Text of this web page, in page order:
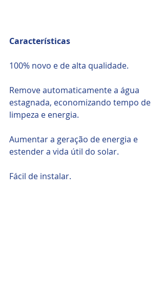
Características
100% novo e de alta qualidade.
Remove automaticamente a água
estagnada, economizando tempo de
limpeza e energia.
Aumentar a geração de energia e
estender a vida útil do solar.
Fácil de instalar.